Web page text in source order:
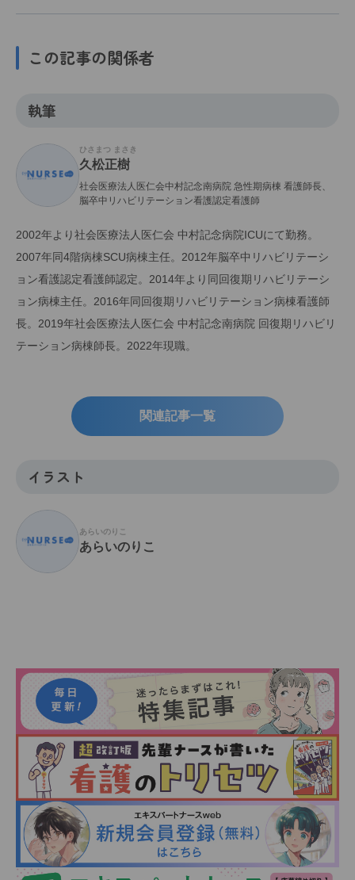
この記事の関係者
執筆
ひさまつ まさき
久松正樹
社会医療法人医仁会中村記念南病院 急性期病棟 看護師長、
脳卒中リハビリテーション看護認定看護師
2002年より社会医療法人医仁会 中村記念病院ICUにて勤務。
2007年同4階病棟SCU病棟主任。2012年脳卒中リハビリテーシ
ョン看護認定看護師認定。2014年より同回復期リハビリテーシ
ョン病棟主任。2016年同回復期リハビリテーション病棟看護師
長。2019年社会医療法人医仁会 中村記念南病院 回復期リハビリ
テーション病棟師長。2022年現職。
関連記事一覧
イラスト
あらいのりこ
あらいのりこ